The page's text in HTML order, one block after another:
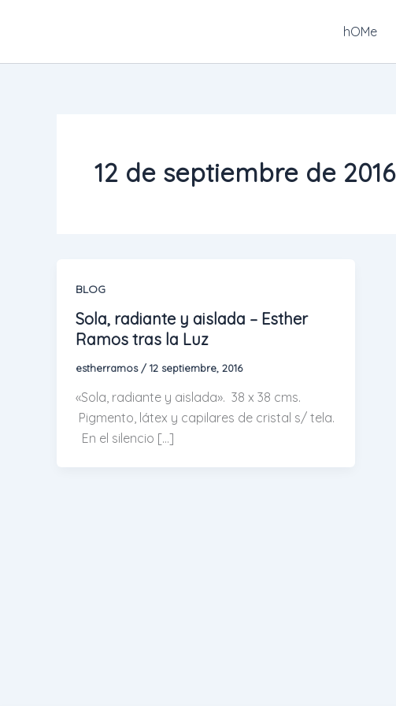
hOMe
12 de septiembre de 2016
BLOG
Sola, radiante y aislada – Esther
Ramos tras la Luz
estherramos / 12 septiembre, 2016
«Sola, radiante y aislada». 38 x 38 cms.
Pigmento, látex y capilares de cristal s/ tela.
En el silencio […]